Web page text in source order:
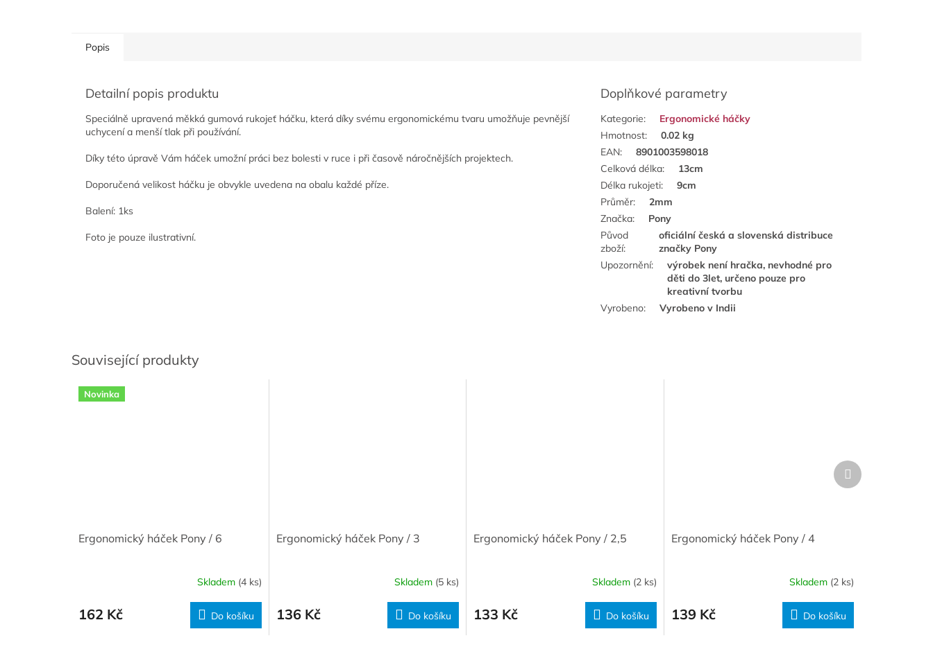
Související produkty
Novinka
Ergonomický háček Pony / 6
Skladem (4 ks)
162 Kč Do košíku
Ergonomický háček Pony / 3
Skladem (5 ks)
136 Kč Do košíku
Ergonomický háček Pony / 2,5
Skladem (2 ks)
133 Kč Do košíku
Ergonomický háček Pony / 4
Skladem (2 ks)
139 Kč Do košíku
Další
produkt
Popis
Detailní popis produktu
Speciálně upravená měkká gumová rukojeť háčku, která díky svému ergonomickému tvaru umožňuje pevnější
uchycení a menší tlak při používání.
Díky této úpravě Vám háček umožní práci bez bolesti v ruce i při časově náročnějších projektech.
Doporučená velikost háčku je obvykle uvedena na obalu každé příze.
Balení: 1ks
Foto je pouze ilustrativní.
Doplňkové parametry
Kategorie:
Ergonomické háčky
Hmotnost:
0.02 kg
EAN:
8901003598018
Celková délka:
13cm
Délka rukojeti:
9cm
Průměr:
2mm
Značka:
Pony
Původ
zboží:
oficiální česká a slovenská distribuce
značky Pony
Upozornění:
výrobek není hračka, nevhodné pro
děti do 3let, určeno pouze pro
kreativní tvorbu
Vyrobeno: Vyrobeno v Indii